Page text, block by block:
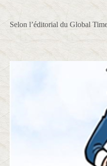
Selon l’éditorial du Global